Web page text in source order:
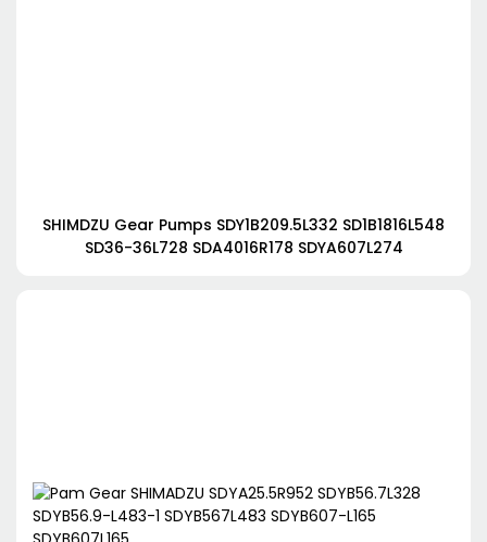
SHIMDZU Gear Pumps SDY1B209.5L332 SD1B1816L548
SD36-36L728 SDA4016R178 SDYA607L274